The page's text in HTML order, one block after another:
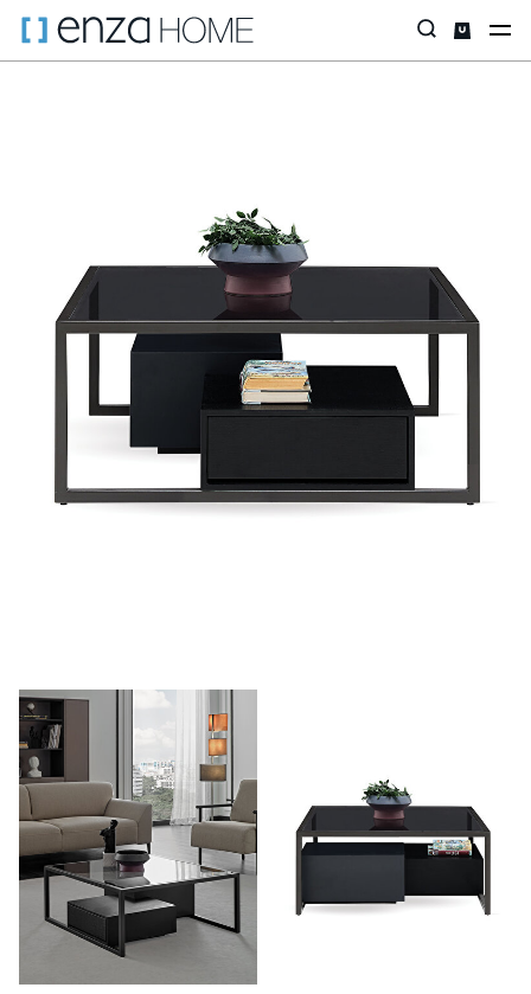
Главная страница Аксессуары Журнальные